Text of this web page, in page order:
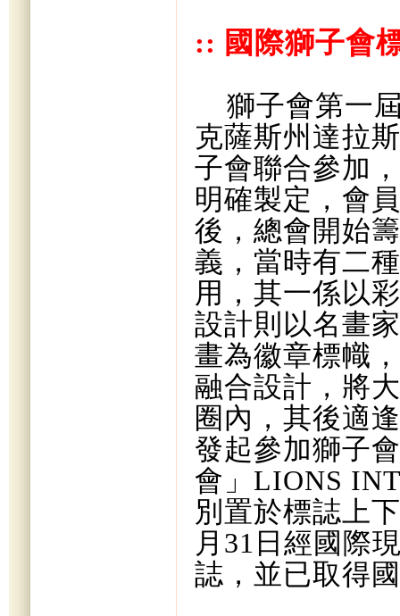
:: 國際獅子會
獅子會第一
克薩斯州達拉
子會聯合參加
明確製定，會
後，總會開始
義，當時有二
用，其一係以
設計則以名畫家
畫為徽章標幟
融合設計，將
圈內，其後適逢
發起參加獅子
會」 LIONS
別置於標誌上
月 31 日 經國際
誌，並已取得